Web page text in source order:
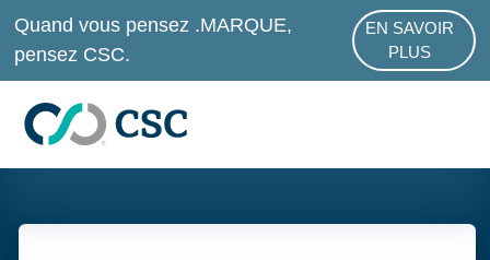
Passer au contenu principal
Quand vous pensez .MARQUE,
pensez CSC.
EN SAVOIR
PLUS
ABOUT